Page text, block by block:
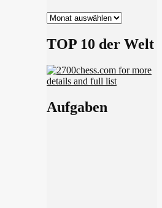
Archiv
TOP 10 der Welt
Aufgaben